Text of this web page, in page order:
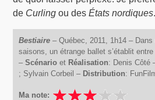
de Curling ou desÉtats nordiques.
Bestiaire – Québec, 2011, 1h14 –
saisons, un étrange ballet s’établit
–Scénario et Réalisation: Denis Côté
; Sylvain Corbeil – Distribution:
Ma note: